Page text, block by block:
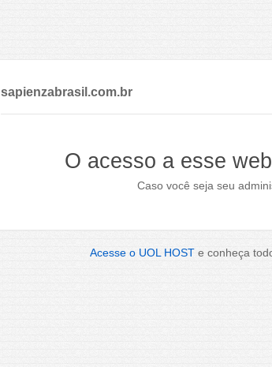
sapienzabrasil.com.br
O acesso a esse
Caso você seja seu
Acesse o UOL HOST e conheça